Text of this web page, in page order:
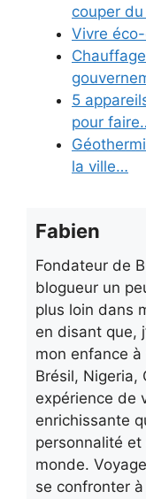
couper
Vivre
5
pour
la ville…
Fabien
Fondateur de
blogueur un
plus loin dans
en disant que,
mon enfance
Brésil, Nigeria,
expérience de
enrichissante
personnalité
monde.
se confronter